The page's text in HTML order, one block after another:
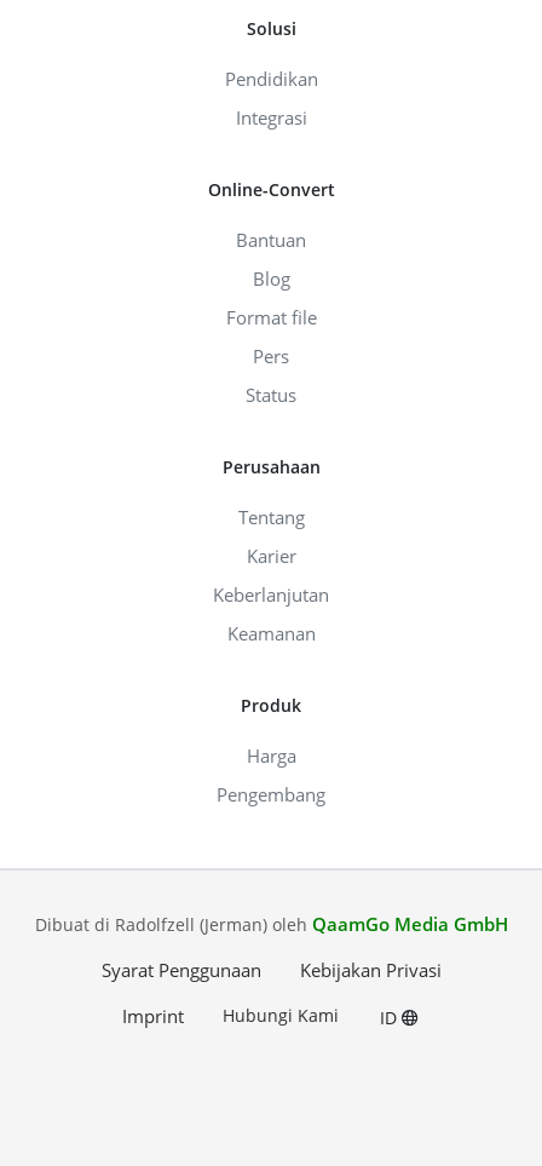
Solusi
Pendidikan
Integrasi
Online-Convert
Bantuan
Blog
Format file
Pers
Status
Perusahaan
Tentang
Karier
Keberlanjutan
Keamanan
Produk
Harga
Pengembang
Dibuat di Radolfzell (Jerman) oleh QaamGo Media GmbH
Syarat Penggunaan
Kebijakan Privasi
Imprint
Hubungi Kami ID